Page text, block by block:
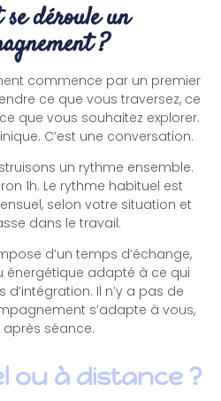
déroule un
?
commence par un premier
ce que vous traversez, ce
que vous souhaitez explorer.
C’est une conversation.
un rythme ensemble.
1h. Le rythme habituel est
selon votre situation et
dans le travail.
d’un temps d’échange,
énergétique adapté à ce qui
d’intégration. Il n’y a pas de
s’adapte à vous,
séance.
ou à distance ?